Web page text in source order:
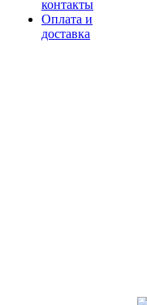
контакты
Оплата и
доставка